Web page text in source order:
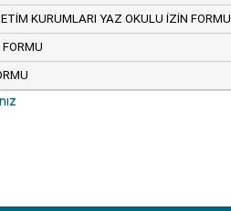
KURUMLARI YAZ OKULU İZİN FORMU